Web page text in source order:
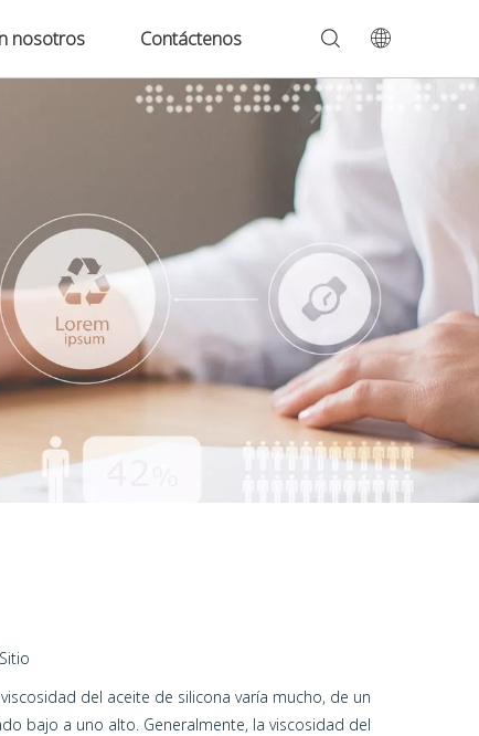
nosotros Contáctenos
Sitio
del aceite de silicona varía mucho, de un
bajo a uno alto. Generalmente, la viscosidad del